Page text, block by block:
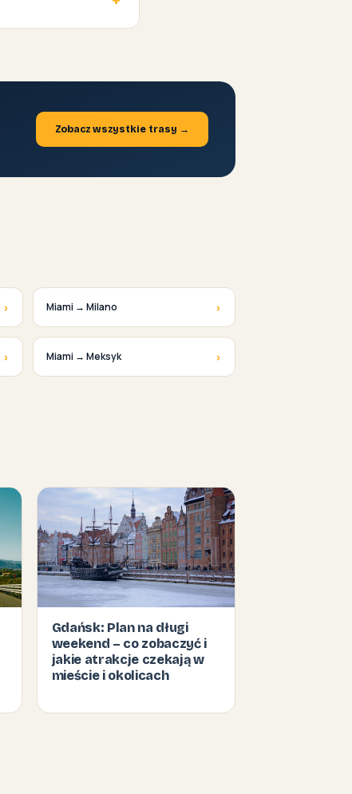
Zobacz wszystkie trasy →
› Miami → Milano ›
› Miami → Meksyk ›
Gdańsk: Plan na długi
weekend – co zobaczyć i
jakie atrakcje czekają w
mieście i okolicach